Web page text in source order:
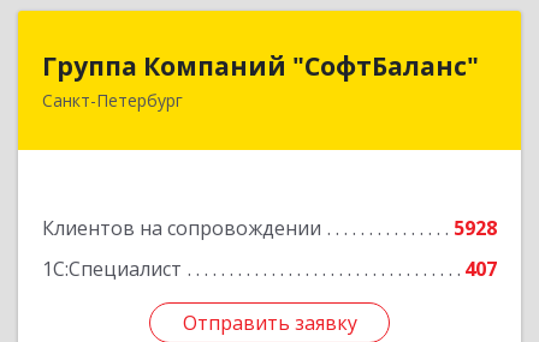
Группа Компаний "СофтБаланс"
Санкт-Петербург
Клиентов на сопровождении
5928
1С:Специалист
407
Отправить заявку
Группа Компаний "СофтБаланс"
195112, Санкт-Петербург г, Заневский пр-кт,
Отправить заявку